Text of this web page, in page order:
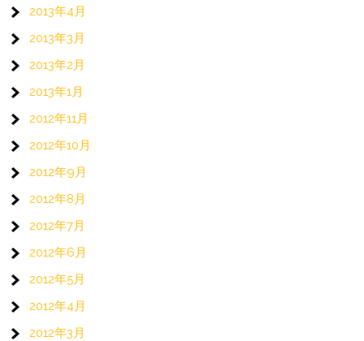
2013年4月
2013年3月
2013年2月
2013年1月
2012年11月
2012年10月
2012年9月
2012年8月
2012年7月
2012年6月
2012年5月
2012年4月
2012年3月